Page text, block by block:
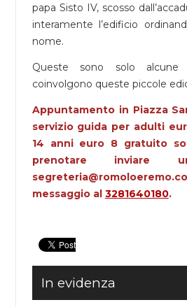
papa Sisto IV, scosso
interamente l’edificio
nome.
Queste sono solo
coinvolgono queste piccole
Appuntamento in Piazza
servizio guida per adulti
14 anni euro 8 gratuito
prenotare
messaggio al 3281640180.
In evidenza